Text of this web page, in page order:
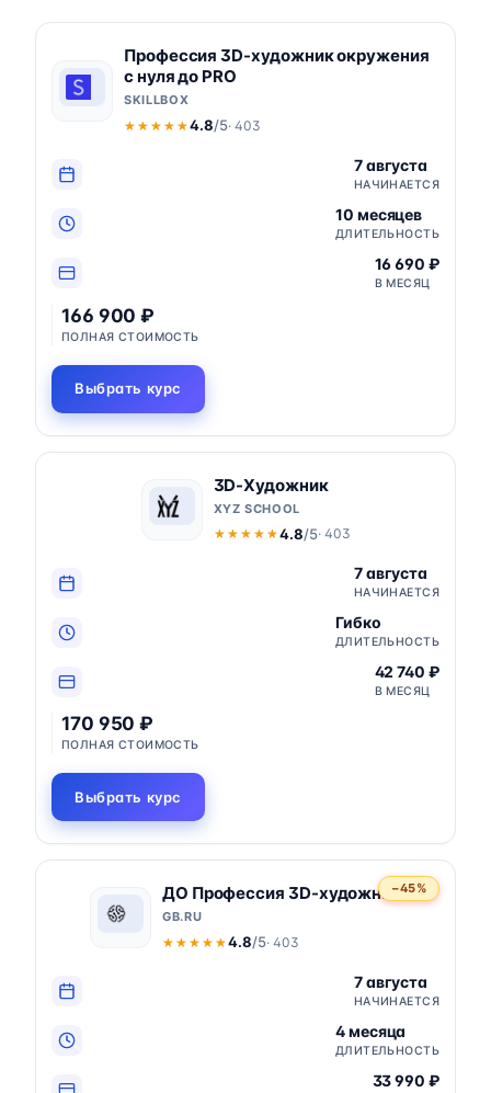
Профессия 3D-художник окружения
с нуля до PRO
SKILLBOX
★★★★★
★★★★★4.8/5· 403
7 августа
НАЧИНАЕТСЯ
10 месяцев
ДЛИТЕЛЬНОСТЬ
16 690 ₽
В МЕСЯЦ
166 900 ₽
ПОЛНАЯ СТОИМОСТЬ
Выбрать курс
3D-Художник
XYZ SCHOOL
★★★★★
★★★★★ 4.8/5· 403
7 августа
НАЧИНАЕТСЯ
Гибко
ДЛИТЕЛЬНОСТЬ
42 740 ₽
В МЕСЯЦ
170 950 ₽
ПОЛНАЯ СТОИМОСТЬ
Выбрать курс
−45%
ДО Профессия 3D-художник
GB.RU
★★★★★
★★★★★ 4.8/5· 403
7 августа
НАЧИНАЕТСЯ
4 месяца
ДЛИТЕЛЬНОСТЬ
33 990 ₽